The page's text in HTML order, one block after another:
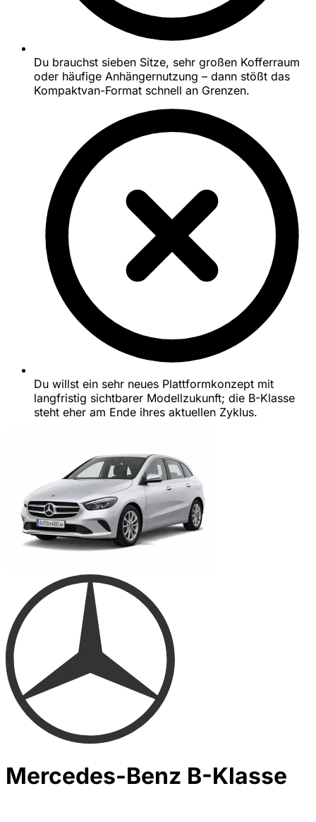
Du brauchst sieben Sitze, sehr großen Kofferraum
oder häufige Anhängernutzung – dann stößt das
Kompaktvan-Format schnell an Grenzen.
Du willst ein sehr neues Plattformkonzept mit
langfristig sichtbarer Modellzukunft; die B-Klasse
steht eher am Ende ihres aktuellen Zyklus.
Mercedes-Benz B-Klasse